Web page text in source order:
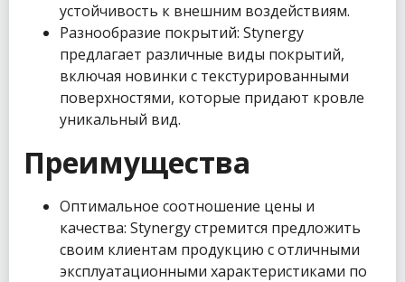
устойчивость к внешним воздействиям.
Разнообразие покрытий: Stynergy
предлагает различные виды покрытий,
включая новинки с текстурированными
поверхностями, которые придают кровле
уникальный вид.
Преимущества
Оптимальное соотношение цены и
качества: Stynergy стремится предложить
своим клиентам продукцию с отличными
эксплуатационными характеристиками по